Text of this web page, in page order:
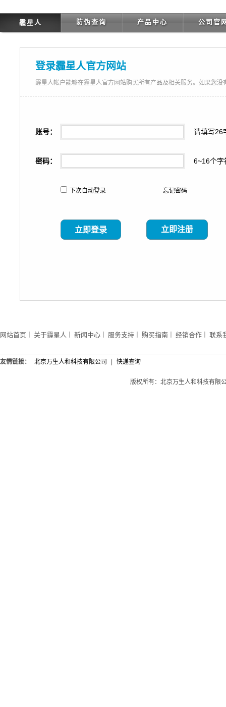
霾星人 防伪查询 产品中心 公司官
登录霾星人官方网站
霾星人帐户能够在霾星人官方网站购买所有产品及相关服务。如果您没
账号： 请填写26
密码： 6~16个字
下次自动登录 忘记密码
立即注册
网站首页 关于霾星人 新闻中心 服务支持 购买指南 经销合作 联系
友情链接： 北京万生人和科技有限公司 快递查询
版权所有：北京万生人和科技有限